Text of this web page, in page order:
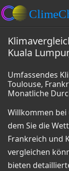
Kuala
Umfassendes
Toulouse,
Monatliche
Willkommen
dem Sie die
Frankreich und
vergleichen
bieten